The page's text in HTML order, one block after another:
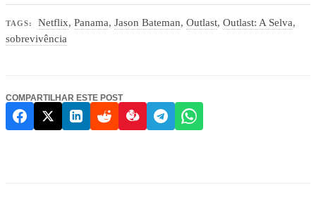
TAGS: Netflix,Panama,Jason Bateman,Outlast,Outlast: A Selva,
sobrevivência
COMPARTILHAR ESTE POST